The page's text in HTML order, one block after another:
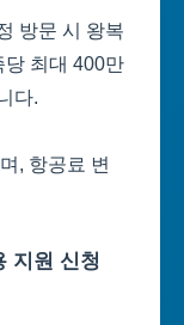
방문 시 왕복
당 최대 400만
다.
, 항공료 변
지원 신청